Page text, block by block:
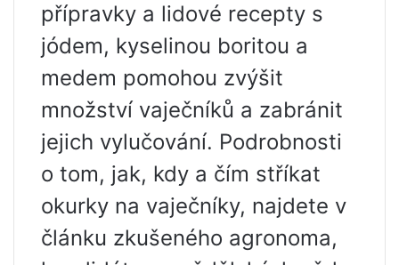
přípravky a lidové recepty s
jódem, kyselinou boritou a
medem pomohou zvýšit
množství vaječníků a zabránit
jejich vylučování. Podrobnosti
o tom, jak, kdy a čím stříkat
okurky na vaječníky, najdete v
článku zkušeného agronoma,